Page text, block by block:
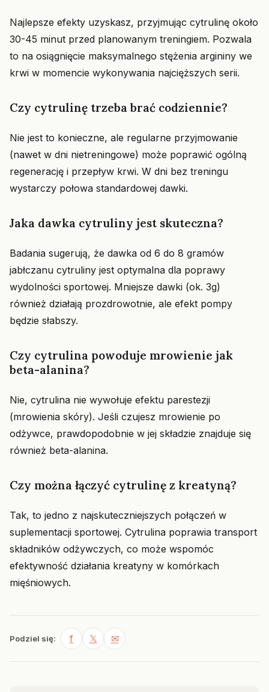
Najlepsze efekty uzyskasz, przyjmując cytrulinę około
30-45 minut przed planowanym treningiem. Pozwala
to na osiągnięcie maksymalnego stężenia argininy we
krwi w momencie wykonywania najcięższych serii.
Czy cytrulinę trzeba brać codziennie?
Nie jest to konieczne, ale regularne przyjmowanie
(nawet w dni nietreningowe) może poprawić ogólną
regenerację i przepływ krwi. W dni bez treningu
wystarczy połowa standardowej dawki.
Jaka dawka cytruliny jest skuteczna?
Badania sugerują, że dawka od 6 do 8 gramów
jabłczanu cytruliny jest optymalna dla poprawy
wydolności sportowej. Mniejsze dawki (ok. 3g)
również działają prozdrowotnie, ale efekt pompy
będzie słabszy.
Czy cytrulina powoduje mrowienie jak
beta-alanina?
Nie, cytrulina nie wywołuje efektu parestezji
(mrowienia skóry). Jeśli czujesz mrowienie po
odżywce, prawdopodobnie w jej składzie znajduje się
również beta-alanina.
Czy można łączyć cytrulinę z kreatyną?
Tak, to jedno z najskuteczniejszych połączeń w
suplementacji sportowej. Cytrulina poprawia transport
składników odżywczych, co może wspomóc
efektywność działania kreatyny w komórkach
mięśniowych.
Podziel się: f 𝕏 ✉